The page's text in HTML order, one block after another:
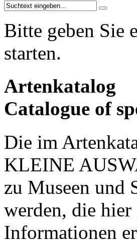
Bitte geben Sie
starten.
Artenkatalog
Catalogue of
Die im
KLEINE
zu Museen und
werden, die
Informationen